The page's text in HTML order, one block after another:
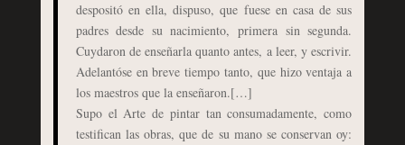
despositó en ella, dispuso, que fuese en casa de sus
padres desde su nacimiento, primera sin segunda.
Cuydaron de enseñarla quanto antes, a leer, y escrivir.
Adelantóse en breve tiempo tanto, que hizo ventaja a
los maestros que la enseñaron.[…]
Supo el Arte de pintar tan consumadamente, como
testifican las obras, que de su mano se conservan oy: